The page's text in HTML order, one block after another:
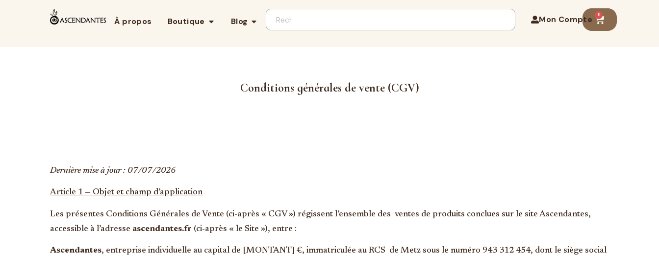
À propos Boutique Blog
0
Mon Compte
Conditions générales de vente (CGV)
Dernière mise à jour : 07/07/2026
Article 1 — Objet et champ d’application
Les présentes Conditions Générales de Vente (ci-après « CGV ») régissent l’ensemble des ventes de produits conclues sur le site Ascendantes,
accessible à l’adresse ascendantes.fr (ci-après « le Site »), entre :
Ascendantes, entreprise individuelle au capital de [MONTANT] €, immatriculée au RCS de Metz sous le numéro 943 312 454, dont le siège social